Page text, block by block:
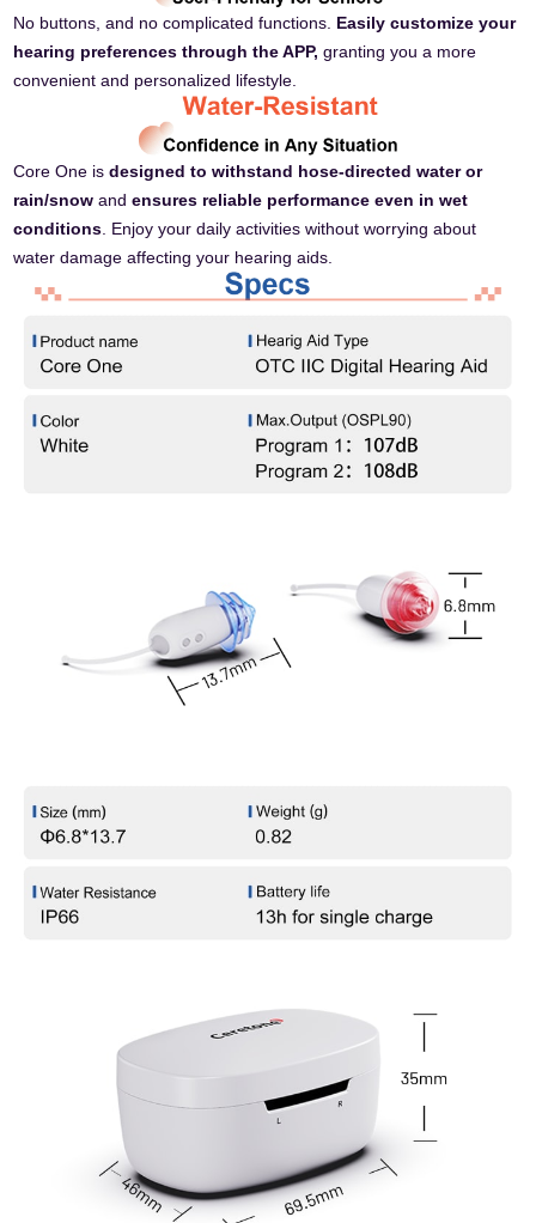
No buttons, and no complicated functions. Easily customize your
hearing preferences through the APP, granting you a more
convenient and personalized lifestyle.
Core One isdesigned to withstand hose-directed water or
rain/snow andensures reliable performance even in wet
conditions. Enjoy your daily activities without worrying about
water damage affecting your hearing aids.